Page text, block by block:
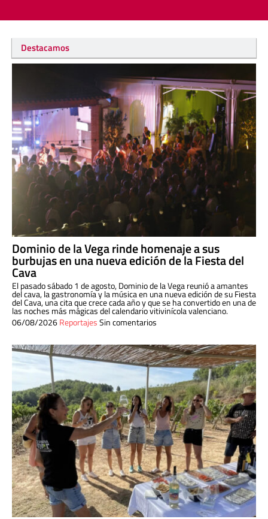
Destacamos
Dominio de la Vega rinde homenaje a sus
burbujas en una nueva edición de la Fiesta del
Cava
El pasado sábado 1 de agosto, Dominio de la Vega reunió a amantes
del cava, la gastronomía y la música en una nueva edición de su Fiesta
del Cava, una cita que crece cada año y que se ha convertido en una de
las noches más mágicas del calendario vitivinícola valenciano.
06/08/2026ReportajesSin comentarios